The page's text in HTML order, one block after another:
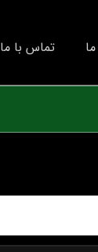
تماس با ما